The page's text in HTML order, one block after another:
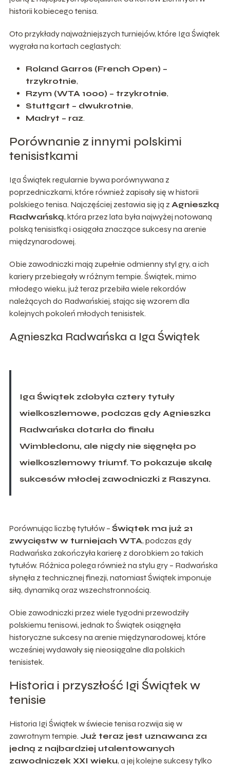
historii kobiecego tenisa.
Oto przykłady najważniejszych turniejów, które Iga Świątek
wygrała na kortach ceglastych:
Roland Garros (French Open) –
trzykrotnie,
Rzym (WTA 1000) – trzykrotnie,
Stuttgart – dwukrotnie,
Madryt – raz.
Porównanie z innymi polskimi
tenisistkami
Iga Świątek regularnie bywa porównywana z
poprzedniczkami, które również zapisały się w historii
polskiego tenisa. Najczęściej zestawia się ją z Agnieszką
Radwańską, która przez lata była najwyżej notowaną
polską tenisistką i osiągała znaczące sukcesy na arenie
międzynarodowej.
Obie zawodniczki mają zupełnie odmienny styl gry, a ich
kariery przebiegały w różnym tempie. Świątek, mimo
młodego wieku, już teraz przebiła wiele rekordów
należących do Radwańskiej, stając się wzorem dla
kolejnych pokoleń młodych tenisistek.
Agnieszka Radwańska a Iga Świątek
Iga Świątek zdobyła cztery tytuły
wielkoszlemowe, podczas gdy Agnieszka
Radwańska dotarła do finału
Wimbledonu, ale nigdy nie sięgnęła po
wielkoszlemowy triumf. To pokazuje skalę
sukcesów młodej zawodniczki z Raszyna.
Porównując liczbę tytułów – Świątek ma już 21
zwycięstw w turniejach WTA, podczas gdy
Radwańska zakończyła karierę z dorobkiem 20 takich
tytułów. Różnica polega również na stylu gry – Radwańska
słynęła z technicznej finezji, natomiast Świątek imponuje
siłą, dynamiką oraz wszechstronnością.
Obie zawodniczki przez wiele tygodni przewodziły
polskiemu tenisowi, jednak to Świątek osiągnęła
historyczne sukcesy na arenie międzynarodowej, które
wcześniej wydawały się nieosiągalne dla polskich
tenisistek.
Historia i przyszłość Igi Świątek w
tenisie
Historia Igi Świątek w świecie tenisa rozwija się w
zawrotnym tempie. Już teraz jest uznawana za
jedną z najbardziej utalentowanych
zawodniczek XXI wieku, a jej kolejne sukcesy tylko